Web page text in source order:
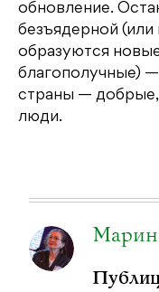
обновление.
безъядерной (или
образуются
благополучные)
страны —
люди.